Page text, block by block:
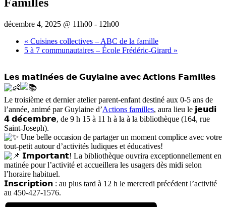
décembre 4, 2025 @ 11h00 - 12h00
« Cuisines collectives – ABC de la famille
5 à 7 communautaires – École Frédéric-Girard »
𝗟𝗲𝘀 𝗺𝗮𝘁𝗶𝗻𝗲́𝗲𝘀 𝗱𝗲 𝗚𝘂𝘆𝗹𝗮𝗶𝗻𝗲 𝗮𝘃𝗲𝗰 𝗔𝗰𝘁𝗶𝗼𝗻𝘀 𝗙𝗮𝗺𝗶𝗹𝗹𝗲𝘀
Le troisième et dernier atelier parent-enfant destiné aux 0-5 ans de
l’année, animé par Guylaine d’Actions familles, aura lieu le 𝗷𝗲𝘂𝗱𝗶
𝟰 𝗱𝗲́𝗰𝗲𝗺𝗯𝗿𝗲, de 9 h 15 à 11 h à la à la bibliothèque (164, rue
Saint-Joseph).
Une belle occasion de partager un moment complice avec votre
tout-petit autour d’activités ludiques et éducatives!
𝗜𝗺𝗽𝗼𝗿𝘁𝗮𝗻𝘁! La bibliothèque ouvrira exceptionnellement en
matinée pour l’activité et accueillera les usagers dès midi selon
l’horaire habituel.
𝗜𝗻𝘀𝗰𝗿𝗶𝗽𝘁𝗶𝗼𝗻 : au plus tard à 12 h le mercredi précédent l’activité
au 450-427-1576.